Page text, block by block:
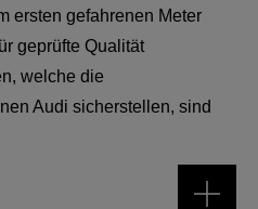
ersten gefahrenen Meter
geprüfte Qualität
welche die
Audi sicherstellen, sind